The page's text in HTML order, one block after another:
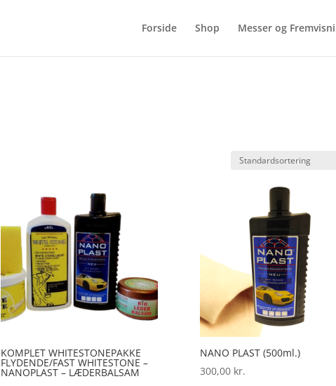
Forside Shop Messer og
KOMPLET WHITESTONEPAKKE
FLYDENDE/FAST WHITESTONE –
NANOPLAST – LÆDERBALSAM
NANO PLAST (500ml.)
300,00 kr.